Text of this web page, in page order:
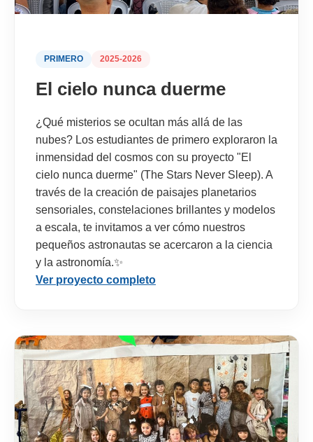
PRIMERO 2025-2026
El cielo nunca duerme
¿Qué misterios se ocultan más allá de las
nubes? Los estudiantes de primero exploraron la
inmensidad del cosmos con su proyecto "El
cielo nunca duerme" (The Stars Never Sleep). A
través de la creación de paisajes planetarios
sensoriales, constelaciones brillantes y modelos
a escala, te invitamos a ver cómo nuestros
pequeños astronautas se acercaron a la ciencia
y la astronomía.✨
Ver proyecto completo